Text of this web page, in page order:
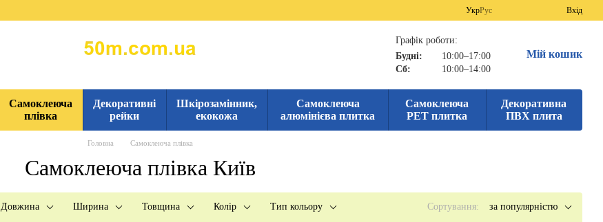
УкрРус Вхід
Графік роботи:
Будні:
10:00–17:00
Сб:
10:00–14:00
Мій кошик
Самоклеюча
плівка
Декоративні
рейки
Шкірозамінник,
екокожа
Самоклеюча
алюмінієва плитка
Самоклеюча
PET плитка
Декоративна
ПВХ плита
Головна Самоклеюча плівка
Самоклеюча плівка Київ
Довжина Ширина Товщина Колір Тип кольору Сортування: за популярністю